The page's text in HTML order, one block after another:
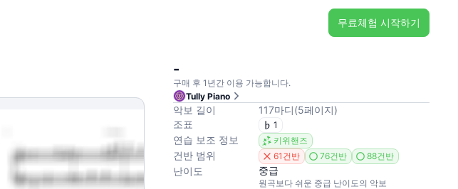
무료체험 시작하기
-
구매 후 1년간 이용 가능합니다.
Tully Piano
악보 길이 117마디(5페이지)
조표
1
연습 보조 정보 키위핸즈
건반 범위 61건반 76건반 88건반
난이도 중급
원곡보다 쉬운 중급 난이도의 악보